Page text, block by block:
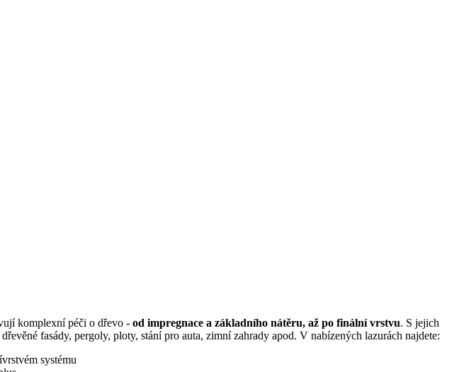
komplexní péči o dřevo - od impregnace a základního nátěru, až po finální vrstvu. S jejich
fasády, pergoly, ploty, stání pro auta, zimní zahrady apod. V nabízených lazurách najdete:
systému